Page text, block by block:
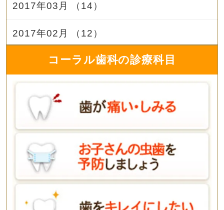
2017年03月 （14）
2017年02月 （12）
コーラル歯科の診療科目